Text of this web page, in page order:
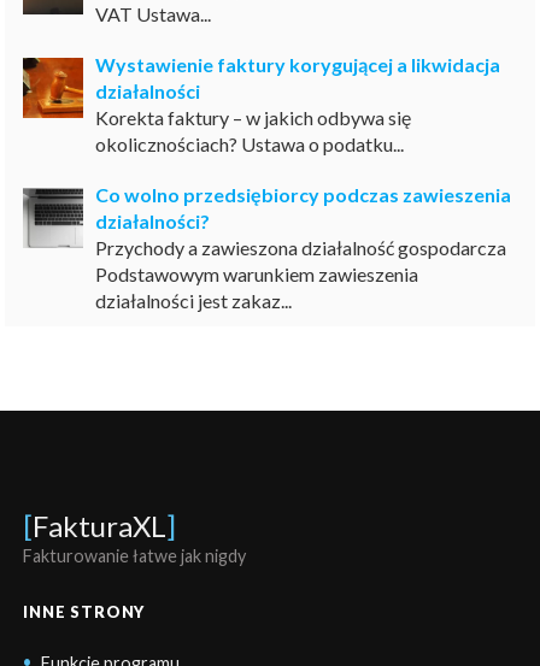
VAT Ustawa...
Wystawienie faktury korygującej a likwidacja
działalności
Korekta faktury – w jakich odbywa się
okolicznościach? Ustawa o podatku...
Co wolno przedsiębiorcy podczas zawieszenia
działalności?
Przychody a zawieszona działalność gospodarcza
Podstawowym warunkiem zawieszenia
działalności jest zakaz...
[FakturaXL ]
Fakturowanie łatwe jak nigdy
INNE STRONY